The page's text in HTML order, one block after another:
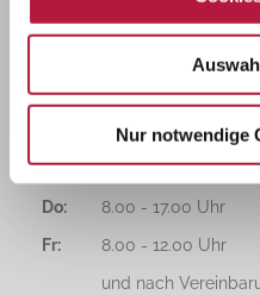
Nur notwendige
SPRECHZEITEN
Mo:
8.00 - 17.00 Uhr
8.00 - 17.00 Uhr
Mi:
8.00 - 17.00 Uhr
Do:
8.00 - 17.00 Uhr
Fr:
8.00 - 12.00 Uhr
und nach